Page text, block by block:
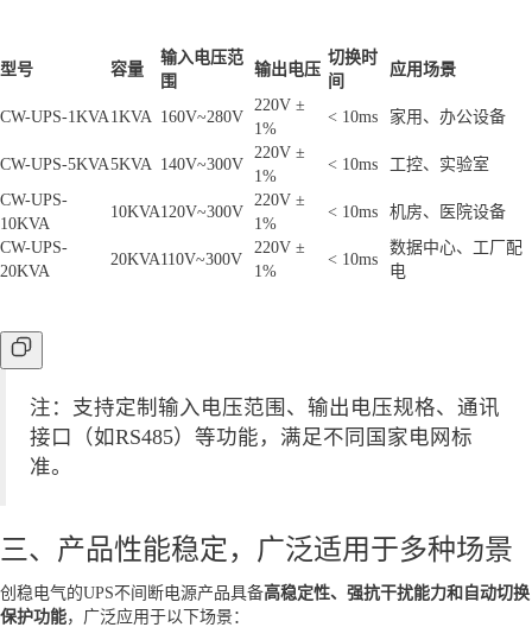
型号 容量
输入电压范
围
输出电压
切换时
间
应用场景
CW-UPS-1KVA 1KVA 160V~280V
220V ±
1%
< 10ms 家用、办公设备
CW-UPS-5KVA5KVA 140V~300V
220V ±
1%
< 10ms
工控、实验室
CW-UPS-
10KVA
10KVA120V~300V
220V ±
1%
< 10ms
机房、医院设备
CW-UPS-
20KVA
20KVA110V~300V
220V ±
1%
< 10ms
数据中心、工厂配
电
注：支持定制输入电压范围、输出电压规格、通讯
接口（如RS485）等功能，满足不同国家电网标
准。
三、产品性能稳定，广泛适用于多种场景
创稳电气的UPS不间断电源产品具备高稳定性、强抗干扰能力和自动切换
保护功能，广泛应用于以下场景：